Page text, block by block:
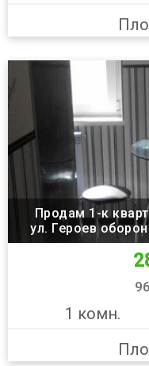
Продам 1-к
ул. Героев
1 комн.